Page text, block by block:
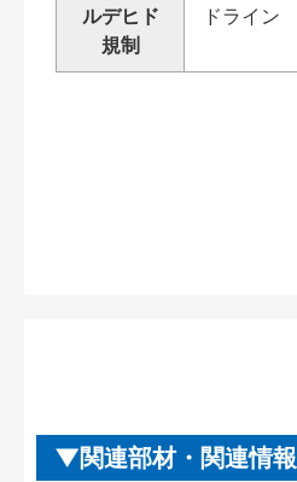
ルデヒド
規制
ドライン
関連部材・関連情報